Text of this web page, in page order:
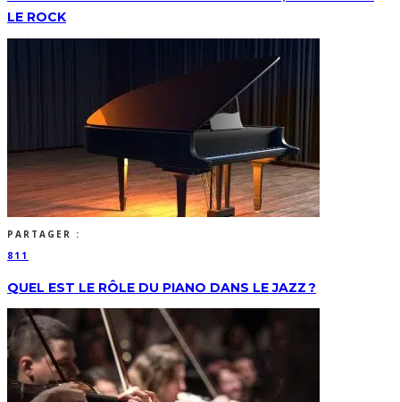
LE ROCK
PARTAGER :
811
QUEL EST LE RÔLE DU PIANO DANS LE JAZZ ?